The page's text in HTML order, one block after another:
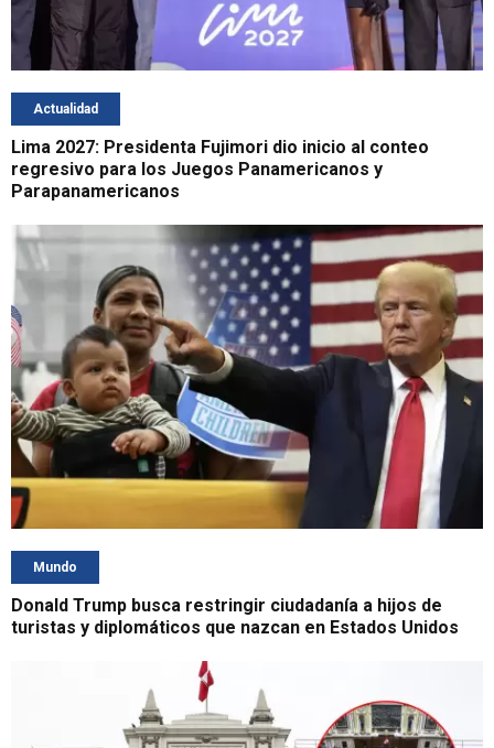
Actualidad
Lima 2027: Presidenta Fujimori dio inicio al conteo
regresivo para los Juegos Panamericanos y
Parapanamericanos
Mundo
Donald Trump busca restringir ciudadanía a hijos de
turistas y diplomáticos que nazcan en Estados Unidos